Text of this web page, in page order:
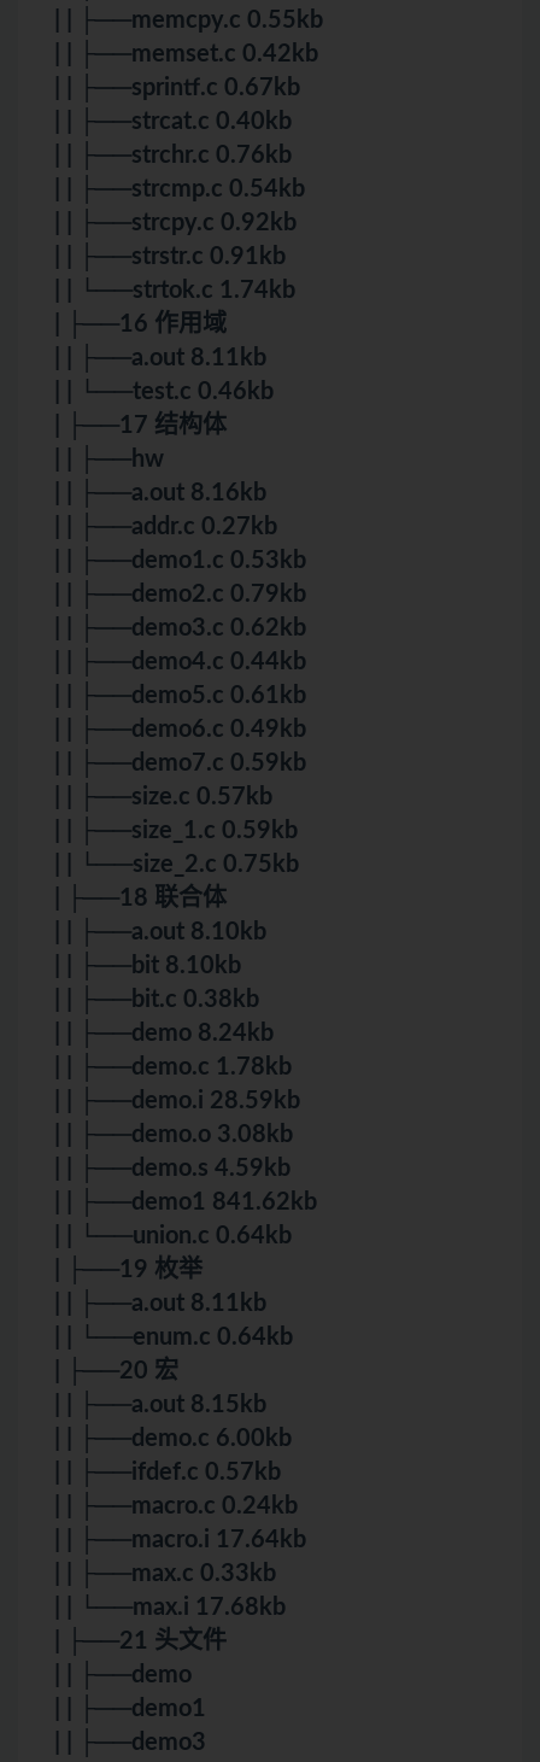
| | ├──memcpy.c 0.55kb
| | ├──memset.c 0.42kb
| | ├──sprintf.c 0.67kb
| | ├──strcat.c 0.40kb
| | ├──strchr.c 0.76kb
| | ├──strcmp.c 0.54kb
| | ├──strcpy.c 0.92kb
| | ├──strstr.c 0.91kb
| | └──strtok.c 1.74kb
| ├──16 作用域
| | ├──a.out 8.11kb
| | └──test.c 0.46kb
| ├──17 结构体
| | ├──hw
| | ├──a.out 8.16kb
| | ├──addr.c 0.27kb
| | ├──demo1.c 0.53kb
| | ├──demo2.c 0.79kb
| | ├──demo3.c 0.62kb
| | ├──demo4.c 0.44kb
| | ├──demo5.c 0.61kb
| | ├──demo6.c 0.49kb
| | ├──demo7.c 0.59kb
| | ├──size.c 0.57kb
| | ├──size_1.c 0.59kb
| | └──size_2.c 0.75kb
| ├──18 联合体
| | ├──a.out 8.10kb
| | ├──bit 8.10kb
| | ├──bit.c 0.38kb
| | ├──demo 8.24kb
| | ├──demo.c 1.78kb
| | ├──demo.i 28.59kb
| | ├──demo.o 3.08kb
| | ├──demo.s 4.59kb
| | ├──demo1 841.62kb
| | └──union.c 0.64kb
| ├──19 枚举
| | ├──a.out 8.11kb
| | └──enum.c 0.64kb
| ├──20 宏
| | ├──a.out 8.15kb
| | ├──demo.c 6.00kb
| | ├──ifdef.c 0.57kb
| | ├──macro.c 0.24kb
| | ├──macro.i 17.64kb
| | ├──max.c 0.33kb
| | └──max.i 17.68kb
| ├──21 头文件
| | ├──demo
| | ├──demo1
| | ├──demo3